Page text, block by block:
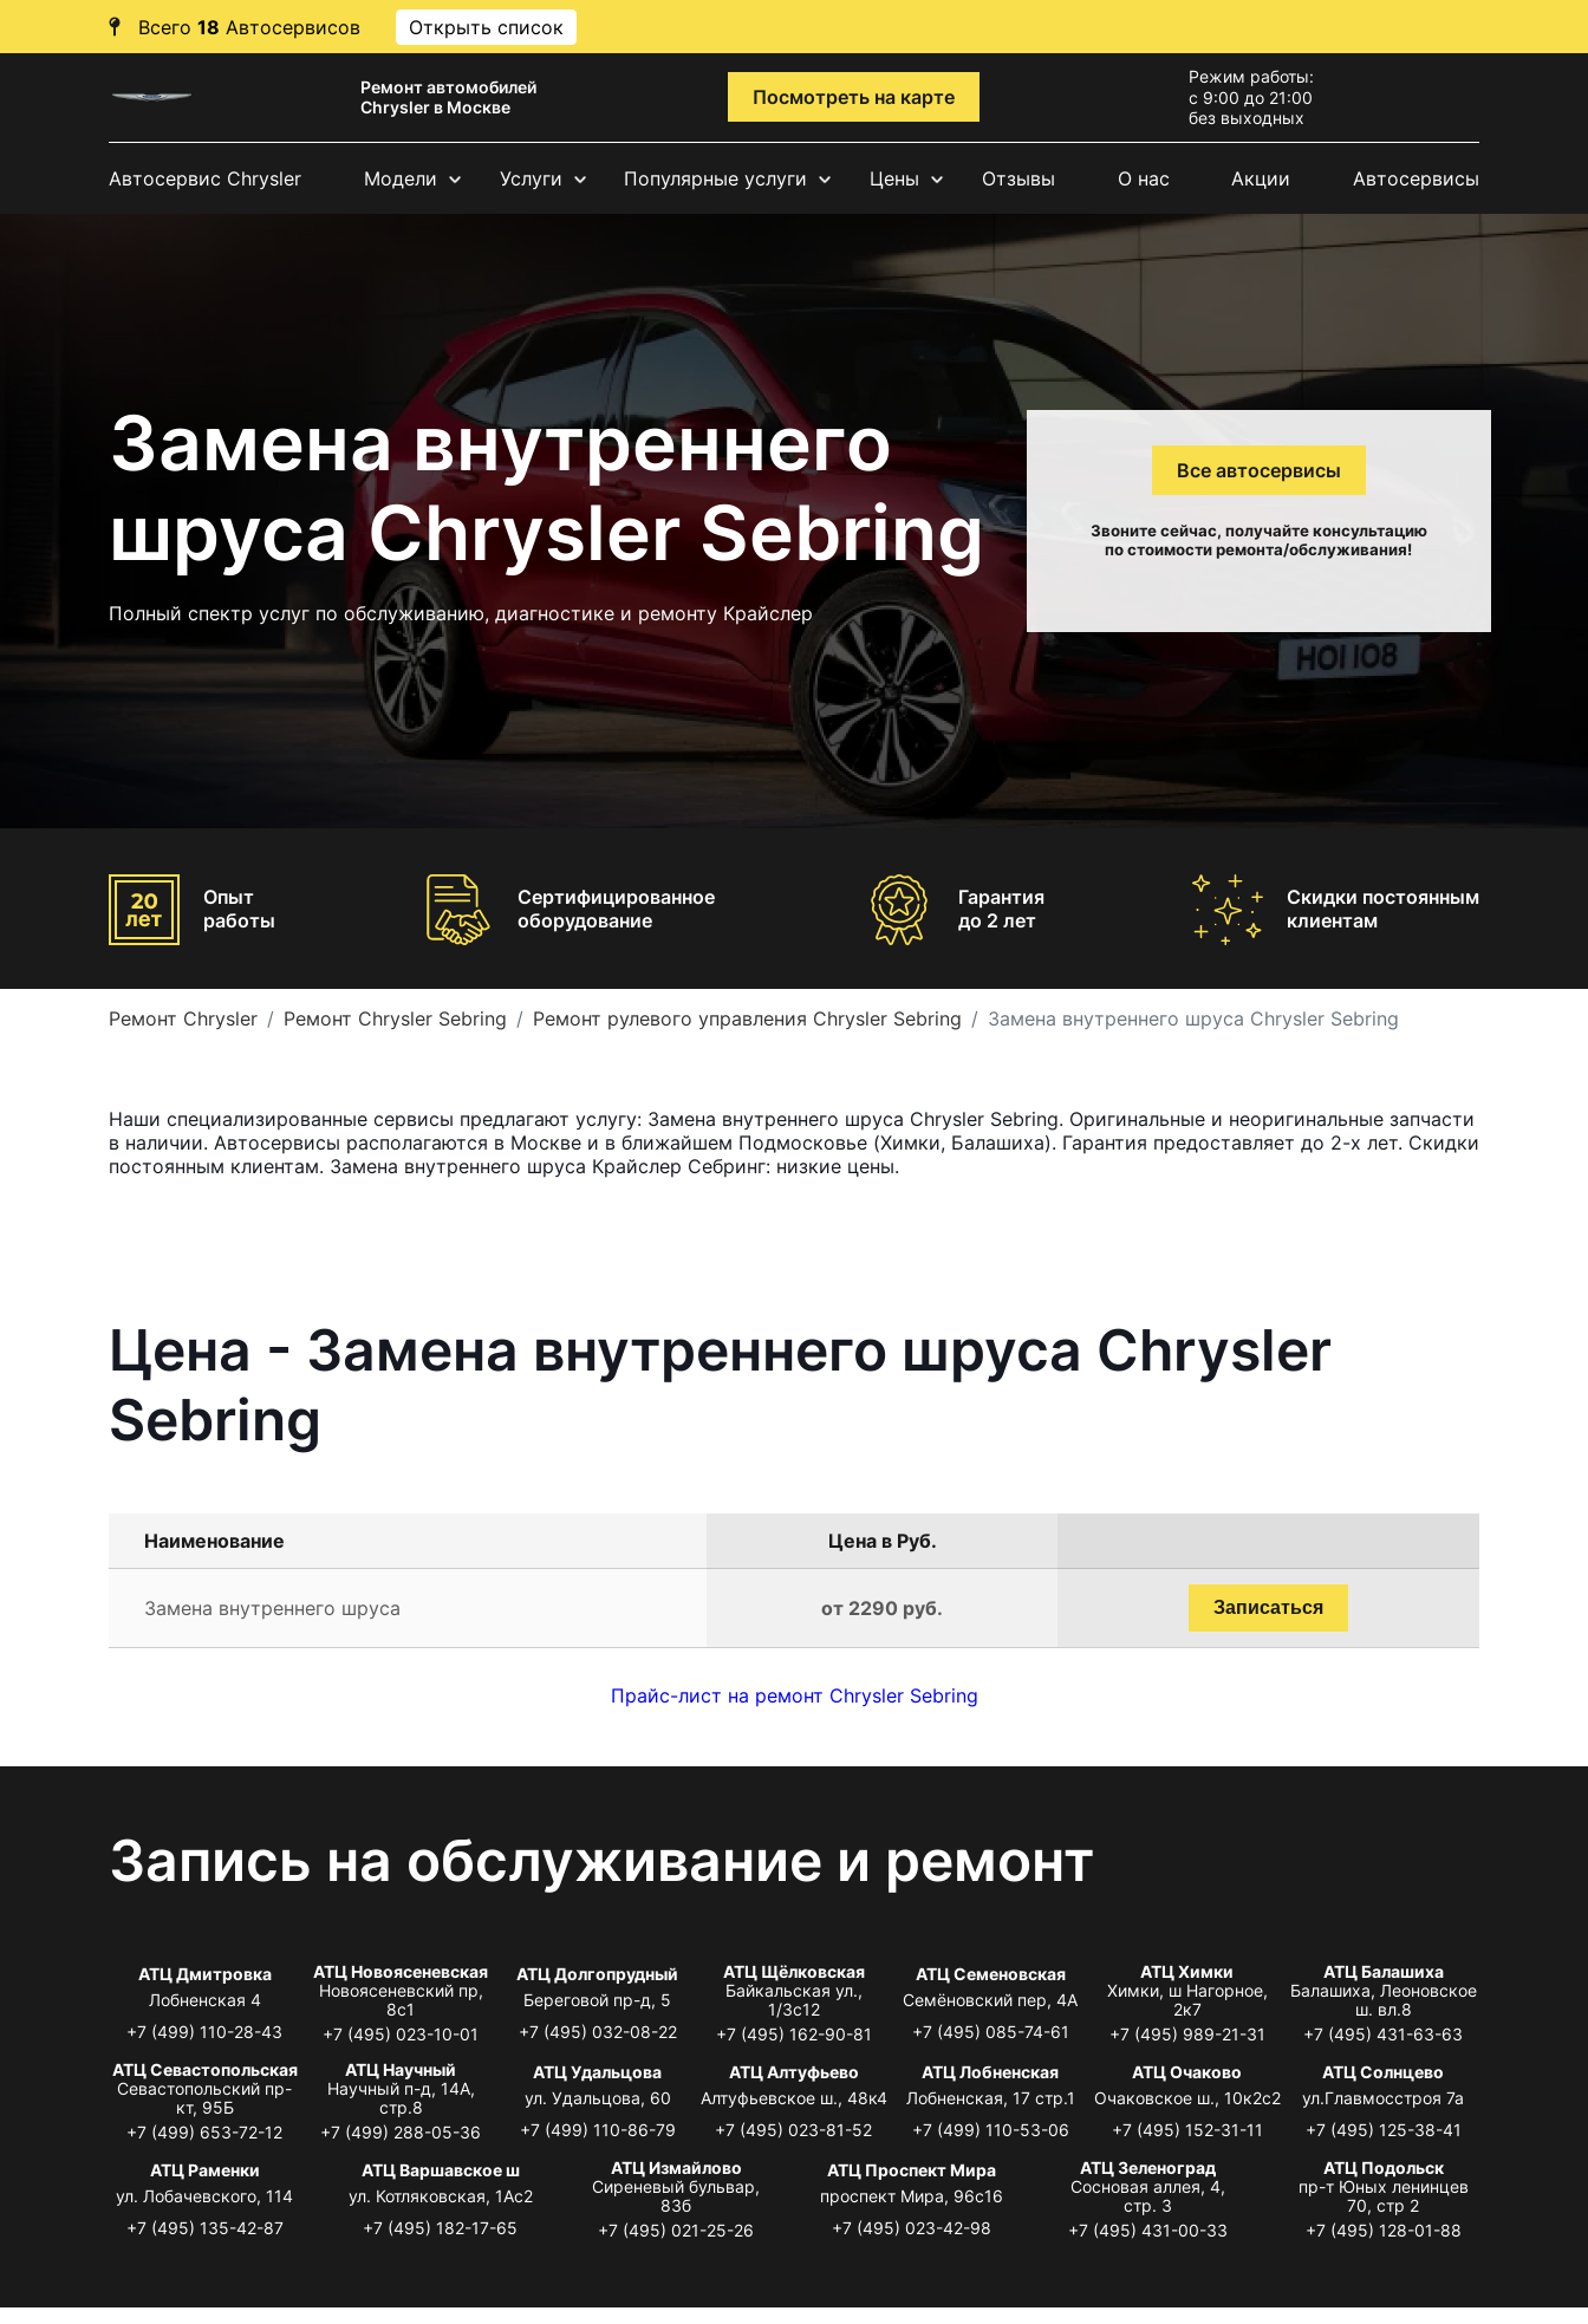
Всего 18 Автосервисов Открыть список
Ремонт автомобилей
Chrysler в Москве
Посмотреть на карте
Режим работы:
с 9:00 до 21:00
без выходных
Автосервис Chrysler Модели Услуги Популярные услуги Цены Отзывы О нас Акции Автосервисы
Замена внутреннего
шруса Chrysler Sebring
Полный спектр услуг по обслуживанию, диагностике и ремонту Крайслер
Все автосервисы
Звоните сейчас, получайте консультацию
по стоимости ремонта/обслуживания!
Опыт
работы
Сертифицированное
оборудование
Гарантия
до 2 лет
Скидки постоянным
клиентам
Ремонт Chrysler Ремонт Chrysler Sebring Ремонт рулевого управления Chrysler Sebring Замена внутреннего шруса Chrysler Sebring
Наши специализированные сервисы предлагают услугу: Замена внутреннего шруса Chrysler Sebring. Оригинальные и неоригинальные запчасти
в наличии. Автосервисы располагаются в Москве и в ближайшем Подмосковье (Химки, Балашиха). Гарантия предоставляет до 2-х лет. Скидки
постоянным клиентам. Замена внутреннего шруса Крайслер Себринг: низкие цены.
Цена - Замена внутреннего шруса Chrysler
Sebring
Наименование Цена в Руб.
Замена внутреннего шруса от 2290 руб. Записаться
Прайс-лист на ремонт Chrysler Sebring
Запись на обслуживание и ремонт
АТЦ Дмитровка
Лобненская 4
+7 (499) 110-28-43
АТЦ Новоясеневская
Новоясеневский пр,
8с1
+7 (495) 023-10-01
АТЦ Долгопрудный
Береговой пр-д, 5
+7 (495) 032-08-22
АТЦ Щёлковская
Байкальская ул.,
1/3с12
+7 (495) 162-90-81
АТЦ Семеновская
Семёновский пер, 4А
+7 (495) 085-74-61
АТЦ Химки
Химки, ш Нагорное,
2к7
+7 (495) 989-21-31
АТЦ Балашиха
Балашиха, Леоновское
ш. вл.8
+7 (495) 431-63-63
АТЦ Севастопольская
Севастопольский пр-
кт, 95Б
+7 (499) 653-72-12
АТЦ Научный
Научный п-д, 14А,
стр.8
+7 (499) 288-05-36
АТЦ Удальцова
ул. Удальцова, 60
+7 (499) 110-86-79
АТЦ Алтуфьево
Алтуфьевское ш., 48к4
+7 (495) 023-81-52
АТЦ Лобненская
Лобненская, 17 стр.1
+7 (499) 110-53-06
АТЦ Очаково
Очаковское ш., 10к2с2
+7 (495) 152-31-11
АТЦ Солнцево
ул.Главмосстроя 7а
+7 (495) 125-38-41
АТЦ Раменки
ул. Лобачевского, 114
+7 (495) 135-42-87
АТЦ Варшавское ш
ул. Котляковская, 1Ас2
+7 (495) 182-17-65
АТЦ Измайлово
Сиреневый бульвар,
83б
+7 (495) 021-25-26
АТЦ Проспект Мира
проспект Мира, 96с16
+7 (495) 023-42-98
АТЦ Зеленоград
Сосновая аллея, 4,
стр. 3
+7 (495) 431-00-33
АТЦ Подольск
пр-т Юных ленинцев
70, стр 2
+7 (495) 128-01-88